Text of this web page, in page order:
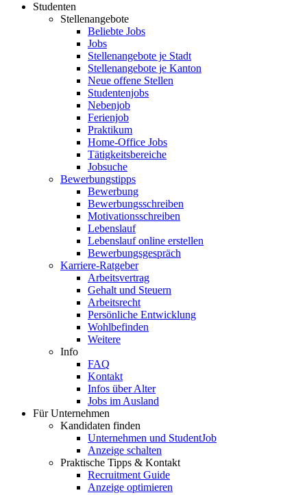
Studenten
Stellenangebote
Beliebte Jobs
Jobs
Stellenangebote je Stadt
Stellenangebote je Kanton
Neue offene Stellen
Studentenjobs
Nebenjob
Ferienjob
Praktikum
Home-Office Jobs
Tätigkeitsbereiche
Jobsuche
Bewerbungstipps
Bewerbung
Bewerbungsschreiben
Motivationsschreiben
Lebenslauf
Lebenslauf online erstellen
Bewerbungsgespräch
Karriere-Ratgeber
Arbeitsvertrag
Gehalt und Steuern
Arbeitsrecht
Persönliche Entwicklung
Wohlbefinden
Weitere
Info
FAQ
Kontakt
Infos über Alter
Jobs im Ausland
Für Unternehmen
Kandidaten finden
Unternehmen und StudentJob
Anzeige schalten
Praktische Tipps & Kontakt
Recruitment Guide
Anzeige optimieren